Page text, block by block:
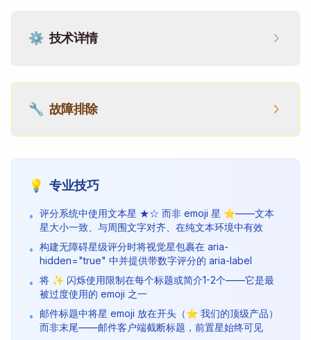
⚙️ 技术详情
🔧 故障排除
💡 专业技巧
• 评分系统中使用文本星 ★☆ 而非 emoji 星 ⭐——文本
星大小一致、与周围文字对齐、在纯文本环境中有效
• 构建无障碍星级评分时将视觉星包裹在 aria-
hidden="true" 中并提供带数字评分的 aria-label
• 将 ✨ 闪烁使用限制在每个标题或简介1-2个——它是最
被过度使用的 emoji 之一
•
邮件标题中将星 emoji 放在开头（⭐ 我们的顶级产品）
而非末尾——邮件客户端截断标题，前置星始终可见